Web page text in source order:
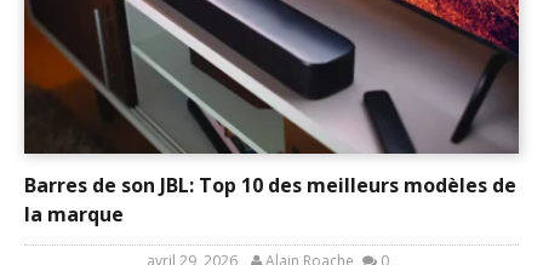
Barres de son JBL: Top 10 des meilleurs modèles de
la marque
avril 29, 2026 Alain Roache 0